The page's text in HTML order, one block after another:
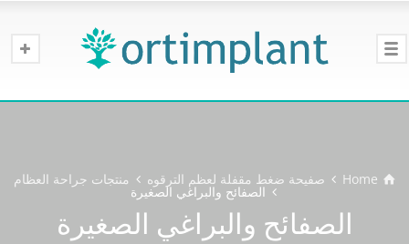
Home صفيحة ضغط مقفلة لعظم الترقوه منتجات جراحة العظام
الصفائح والبراغي الصغيرة
الصفائح والبراغي الصغيرة